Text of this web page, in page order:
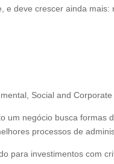
e deve crescer ainda
Social and
um negócio busca
processos de
para investimentos com